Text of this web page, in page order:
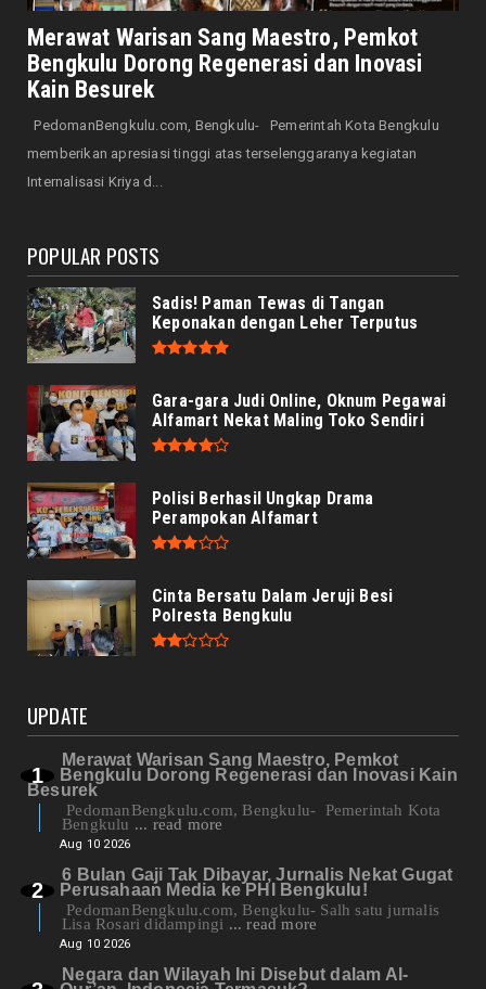
Road to HKAN 2026, Asisten III Pemkot
Bengkulu Ikut Melepasl...
August 09, 2026
Jelajah Tanpa Batas dengan Motor Trail
Honda, Siap Taklukkan...
Merawat Warisan Sang Maestro, Pemkot
Bengkulu Dorong Regenerasi dan Inovasi
Kain Besurek
PedomanBengkulu.com, Bengkulu- Pemerintah Kota Bengkulu
memberikan apresiasi tinggi atas terselenggaranya kegiatan
Internalisasi Kriya d...
POPULAR POSTS
Sadis! Paman Tewas di Tangan
Keponakan dengan Leher Terputus
Gara-gara Judi Online, Oknum Pegawai
Alfamart Nekat Maling Toko Sendiri
Polisi Berhasil Ungkap Drama
Perampokan Alfamart
Cinta Bersatu Dalam Jeruji Besi
Polresta Bengkulu
UPDATE
Merawat Warisan Sang Maestro, Pemkot
Bengkulu Dorong Regenerasi dan Inovasi Kain
Besurek
PedomanBengkulu.com, Bengkulu- Pemerintah Kota
Bengkulu ... read more
Aug 10 2026
6 Bulan Gaji Tak Dibayar, Jurnalis Nekat Gugat
Perusahaan Media ke PHI Bengkulu!
PedomanBengkulu.com, Bengkulu- Salh satu jurnalis
Lisa Rosari didampingi ... read more
Aug 10 2026
Negara dan Wilayah Ini Disebut dalam Al-